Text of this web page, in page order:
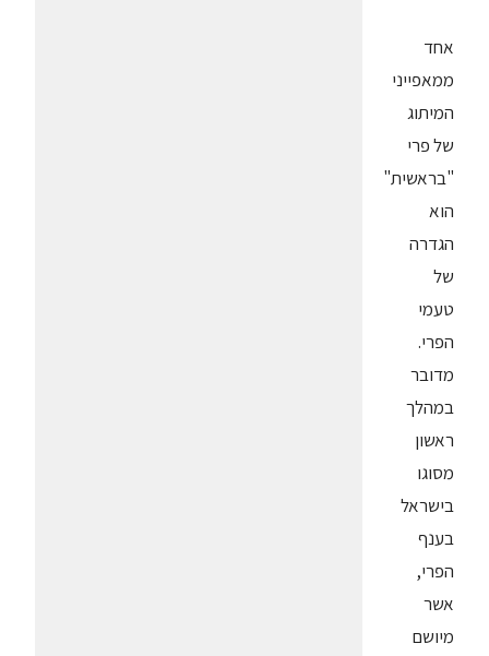
אחד
ממאפייני
המיתוג
של פרי
"בראשית"
הוא
הגדרה
של
טעמי
הפרי.
מדובר
במהלך
ראשון
מסוגו
בישראל
בענף
הפרי,
אשר
מיושם